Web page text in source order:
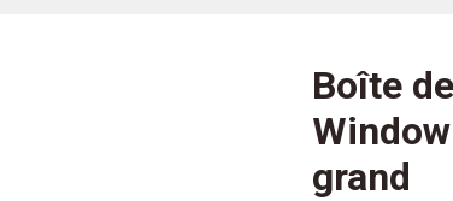
Boîte
grand